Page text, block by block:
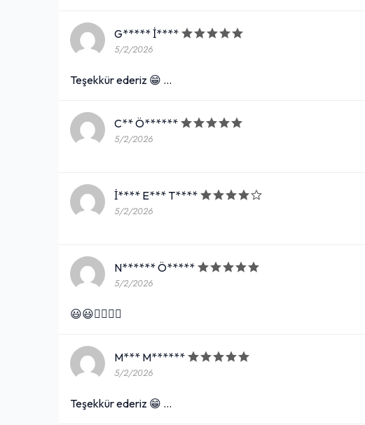
G***** İ****
5/2/2026
Teşekkür ederiz 😁 …
C** Ö******
5/2/2026
İ**** E*** T****
5/2/2026
N****** Ö*****
5/2/2026
😃😃👍🏻👍🏻
M*** M******
5/2/2026
Teşekkür ederiz 😁 …